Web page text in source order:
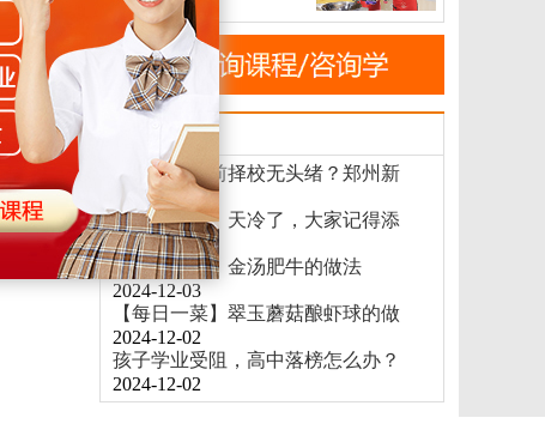
球的做法
副业新机遇，郑州新东方烹饪学校来助力！
新闻速递
初高中生提前择校无头绪？郑州新
2024-12-03
【御寒模式】天冷了，大家记得添
2024-12-03
【每日一菜】金汤肥牛的做法
2024-12-03
【每日一菜】翠玉蘑菇酿虾球的做
2024-12-02
孩子学业受阻，高中落榜怎么办？
2024-12-02
郑州新东方烹饪学校 13:28